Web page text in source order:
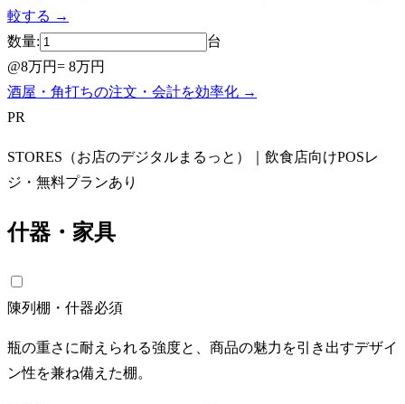
較する →
数量:
台
@8万円= 8万円
酒屋・角打ちの注文・会計を効率化 →
PR
STORES（お店のデジタルまるっと）｜飲食店向けPOSレ
ジ・無料プランあり
什器・家具
陳列棚・什器必須
瓶の重さに耐えられる強度と、商品の魅力を引き出すデザイ
ン性を兼ね備えた棚。